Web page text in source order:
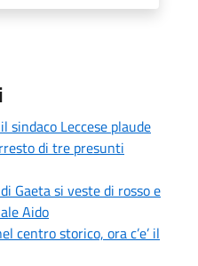
sindaco Leccese plaude
di tre presunti
Gaeta si veste di rosso e
Aido
centro storico, ora c’e’ il